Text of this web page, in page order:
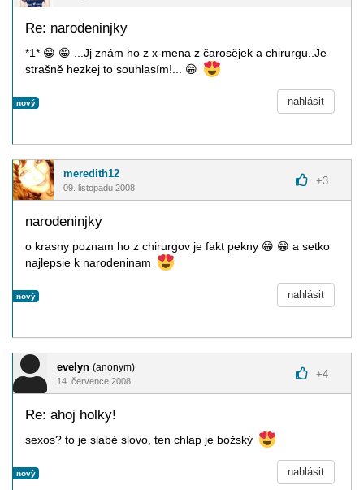
Re: narodeninjky
*1* 😁 😁 ...Jj znám ho z x-mena z čarosějek a chirurgu..Je
strašně hezkej to souhlasím!... 😁
nový nahlásit
meredith12
09. listopadu 2008
+3
narodeninjky
o krasny poznam ho z chirurgov je fakt pekny 😁 😁 a setko
najlepsie k narodeninam
nový nahlásit
evelyn (anonym)
14. července 2008
+4
Re: ahoj holky!
sexos? to je slabé slovo, ten chlap je božský
nový nahlásit